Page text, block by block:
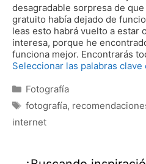
desagradable sorpresa de
gratuito había dejado de
leas esto habrá vuelto a estar
interesa, porque he
funciona mejor. Encontrarás
Seleccionar las palabras
Categorías
Fotografía
Etiquetas
fotografía,
internet